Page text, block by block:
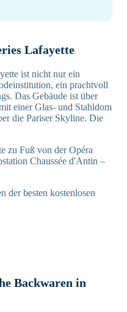
Lafayette
ist nicht nur ein
ein prachtvoll
Das Gebäude ist über
einer Glas- und Stahldom
die Pariser Skyline. Die
zu Fuß von der Opéra
Chaussée d'Antin –
der besten kostenlosen
Backwaren in